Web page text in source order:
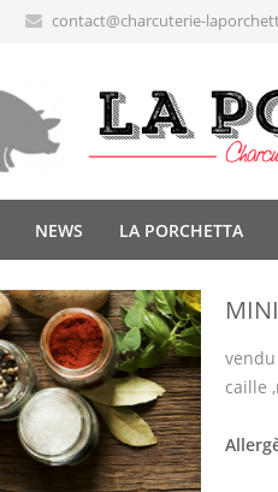
contact@charcuterie-
NEWS LA PORCHETTA
caille